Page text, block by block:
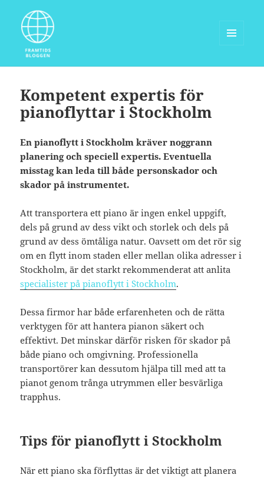
WIDGETS
Kompetent expertis för
pianoflyttar i Stockholm
En pianoflytt i Stockholm kräver noggrann
planering och speciell expertis. Eventuella
misstag kan leda till både personskador och
skador på instrumentet.
Att transportera ett piano är ingen enkel uppgift,
dels på grund av dess vikt och storlek och dels på
grund av dess ömtåliga natur. Oavsett om det rör sig
om en flytt inom staden eller mellan olika adresser i
Stockholm, är det starkt rekommenderat att anlita
specialister på pianoflytt i Stockholm.
Dessa firmor har både erfarenheten och de rätta
verktygen för att hantera pianon säkert och
effektivt. Det minskar därför risken för skador på
både piano och omgivning. Professionella
transportörer kan dessutom hjälpa till med att ta
pianot genom trånga utrymmen eller besvärliga
trapphus.
Tips för pianoflytt i Stockholm
När ett piano ska förflyttas är det viktigt att planera